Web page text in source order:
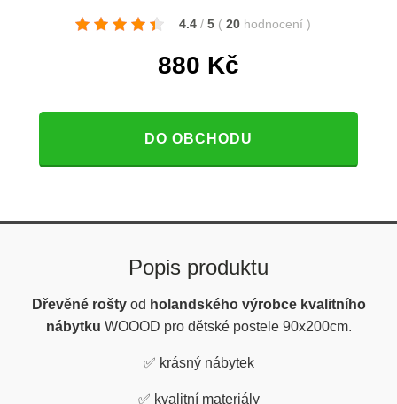
4.4 / 5 ( 20 hodnocení )
880 Kč
DO OBCHODU
Popis produktu
Dřevěné rošty od holandského výrobce kvalitního
nábytku WOOOD pro dětské postele 90x200cm.
✅ krásný nábytek
✅ kvalitní materiály